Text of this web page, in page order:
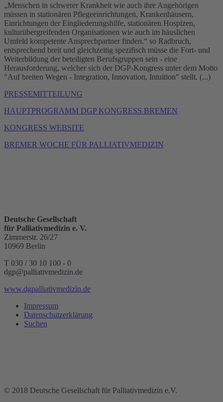
„Menschen in schwerer Krankheit wie auch ihre Angehörigen
müssen in stationären Pflegeeinrichtungen, Krankenhäusern,
Einrichtungen der Eingliederungshilfe, stationären Hospizen,
kulturübergreifenden Organisationen wie auch im häuslichen
Umfeld kompetente Ansprechpartner finden.“ so Radbruch,
entsprechend breit und gleichzeitig spezifisch müsse die Fort- und
Weiterbildung der beteiligten Berufsgruppen sein - eine
Herausforderung, welcher sich der DGP-Kongress unter dem Motto
"Auf breiten Wegen - Integration, Innovation, Intuition" stellt. (...)
PRESSEMITTEILUNG
HAUPTPROGRAMM DGP KONGRESS BREMEN
KONGRESS WEBSITE
BREMER WOCHE FÜR PALLIATIVMEDIZIN
Deutsche Gesellschaft
für Palliativmedizin e. V.
Zimmerstr. 26/27
10969 Berlin
T 030 / 30 10 100 - 0
dgp@palliativmedizin.de
www.dgpalliativmedizin.de
Impressum
Datenschutzerklärung
Suchen
© 2018 Deutsche Gesellschaft für Palliativmedizin e.V.